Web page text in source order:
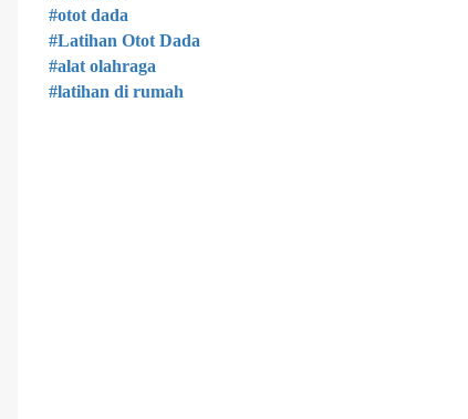
#otot dada
#Latihan Otot Dada
#alat olahraga
#latihan di rumah